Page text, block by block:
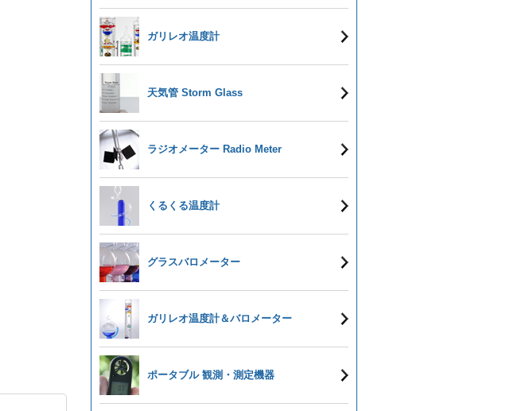
ガリレオ温度計
天気管 Storm Glass
ラジオメーター Radio Meter
くるくる温度計
グラスバロメーター
ガリレオ温度計＆バロメーター
ポータブル 観測・測定機器